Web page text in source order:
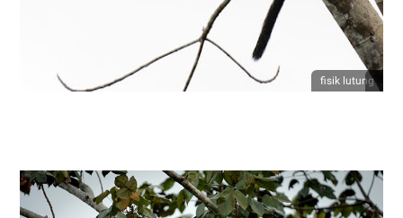
fisik lutung